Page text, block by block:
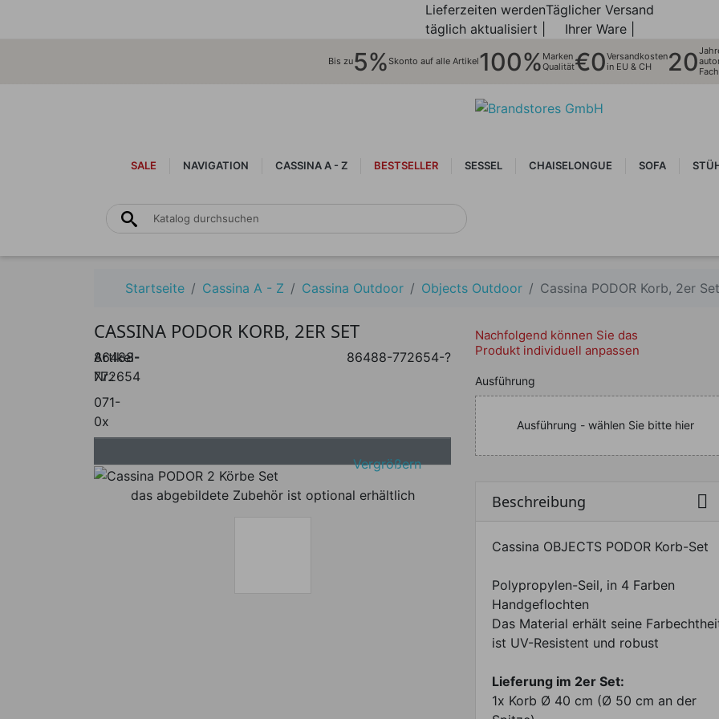
Lieferzeiten werden
täglich aktualisiert |
Täglicher Versand
Ihrer Ware |
Bis zu5%Skonto auf alle Artikel100% Marken
Qualität€0Versandkosten
in EU & CH
20
SALE NAVIGATION CASSINA A - Z BESTSELLER SESSEL CHAISELONGUE SOFA
Startseite Cassina A - Z Cassina Outdoor Objects Outdoor Cassina PODOR Korb, 2er Set
CASSINA PODOR KORB, 2ER SET
Artikel-
Nr.:
071-
0x
86488-
772654
86488-772654-?
Vergrößern
das abgebildete Zubehör ist optional erhältlich
Nachfolgend können Sie das
Produkt individuell anpassen
Nachfolgend können Sie
Ausführung
Ausführung - wählen Sie bitte hier
Beschreibung 
Cassina OBJECTS PODOR Korb-Set
Polypropylen-Seil, in 4 Farben
Handgeflochten
Das Material erhält seine
ist UV-Resistent und robust
Lieferung im 2er Set:
1x Korb Ø 40 cm (Ø 50 cm an der